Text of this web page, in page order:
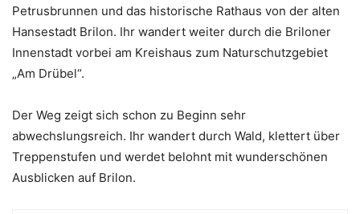
Petrusbrunnen und das historische Rathaus von der alten
Hansestadt Brilon. Ihr wandert weiter durch die Briloner
Innenstadt vorbei am Kreishaus zum Naturschutzgebiet
„Am Drübel“.
Der Weg zeigt sich schon zu Beginn sehr
abwechslungsreich. Ihr wandert durch Wald, klettert über
Treppenstufen und werdet belohnt mit wunderschönen
Ausblicken auf Brilon.